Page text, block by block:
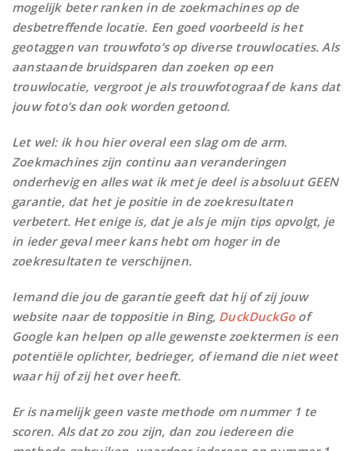
mogelijk beter ranken in de zoekmachines op de
desbetreffende locatie. Een goed voorbeeld is het
geotaggen van trouwfoto’s op diverse trouwlocaties. Als
aanstaande bruidsparen dan zoeken op een
trouwlocatie, vergroot je als trouwfotograaf de kans dat
jouw foto’s dan ook worden getoond.
Let wel: ik hou hier overal een slag om de arm.
Zoekmachines zijn continu aan veranderingen
onderhevig en alles wat ik met je deel is absoluut GEEN
garantie, dat het je positie in de zoekresultaten
verbetert. Het enige is, dat je als je mijn tips opvolgt, je
in ieder geval meer kans hebt om hoger in de
zoekresultaten te verschijnen.
Iemand die jou de garantie geeft dat hij of zij jouw
website naar de toppositie in Bing, DuckDuckGoof
Google kan helpen op alle gewenste zoektermen is een
potentiële oplichter, bedrieger, of iemand die niet weet
waar hij of zij het over heeft.
Er is namelijk geen vaste methode om nummer 1 te
scoren. Als dat zo zou zijn, dan zou iedereen die